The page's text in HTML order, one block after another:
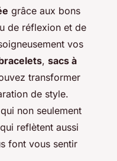
grâce aux bons
de réflexion et de
vos
, sacs à
transformer
de style.
non seulement
reflètent aussi
font vous sentir